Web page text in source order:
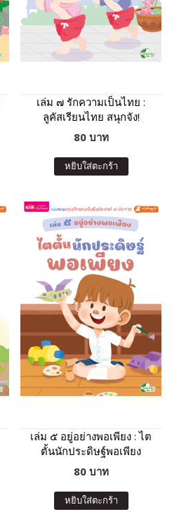
เล่ม ๗ รักความเป็นไทย :
ลูคัสเรียนไทย สนุกจัง!
80 บาท
หยิบใส่ตะกร้า
เล่ม ๕ อยู่อย่างพอเพียง : ไต
ตั้นนักประดิษฐ์พอเพียง
80 บาท
หยิบใส่ตะกร้า